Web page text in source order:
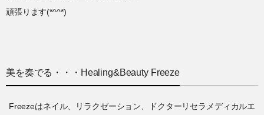
頑張ります(*^^*)
美を奏でる・・・Healing&Beauty Freeze
Freezeはネイル、リラクゼーション、ドクターリセラメディカルエ